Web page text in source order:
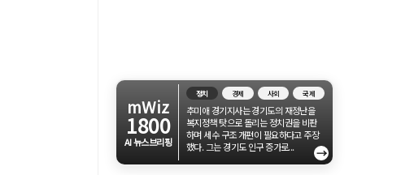
mWiz
1800
AI 뉴스브리핑
정치 경제 사회 국제
추미애 경기지사는 경기도의 재정난을
복지정책 탓으로 돌리는 정치권을 비판
하며 세수 구조 개편이 필요하다고 주장
했다. 그는 경기도 인구 증가로...
→